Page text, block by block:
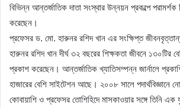
বিভিন্ন আন্তর্জাতিক দাতা সংস্থার উন্নয়ন প্রকল্পে পরামর্শক
করেছেন।
প্রফেসর ড. মো. হারুনর রশিদ খান এর সংক্ষিপ্ত
হারুনর রশিদ খান দীর্ঘ ৩২ বছরের শিক্ষকতা জীবনে ১৩০টির
প্রকাশ করেছেন। আন্তর্জাতিক খ্যাতিসম্পন্ন জার্নালে
হাজারের বেশি সাইটেশন আছে। ২০০৮ সালে পদার্থবিজ্ঞানে
কোবায়াশি ও প্রফেসর তোশিহিদে মাসকাওয়ার সঙ্গে তিনি